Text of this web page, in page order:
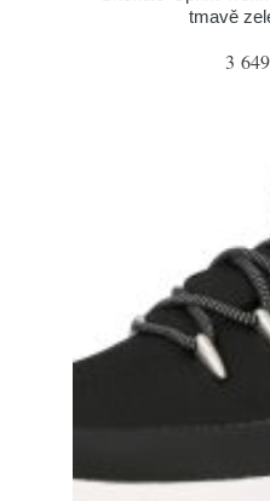
tmavě
3